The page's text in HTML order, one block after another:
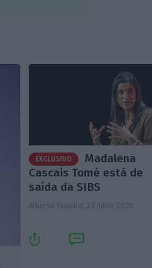
EXCLUSIVO
Madalena
Cascais Tomé está de
saída da SIBS
Alberto Teixeira, 23 Julho 2025